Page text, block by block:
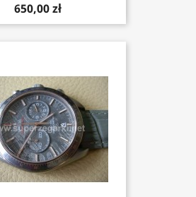
650,00 zł